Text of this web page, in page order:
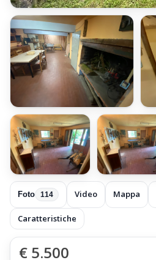
Foto 114 Video Mappa
Caratteristiche
€ 5.500